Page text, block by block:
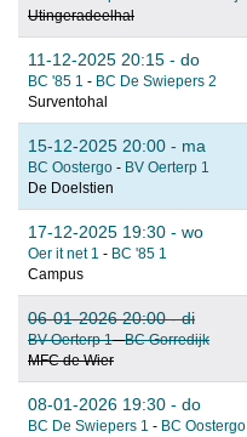
Utingeradeelhal
11-12-2025 20:15 - do
BC '85 1 - BC De Swiepers 2
Surventohal
15-12-2025 20:00 - ma
BC Oostergo - BV Oerterp 1
De Doelstien
17-12-2025 19:30 - wo
Oer it net 1 - BC '85 1
Campus
06-01-2026 20:00 - di
BV Oerterp 1-BC Gorredijk
MFC de Wier
08-01-2026 19:30 - do
BC De Swiepers 1 - BC Oostergo